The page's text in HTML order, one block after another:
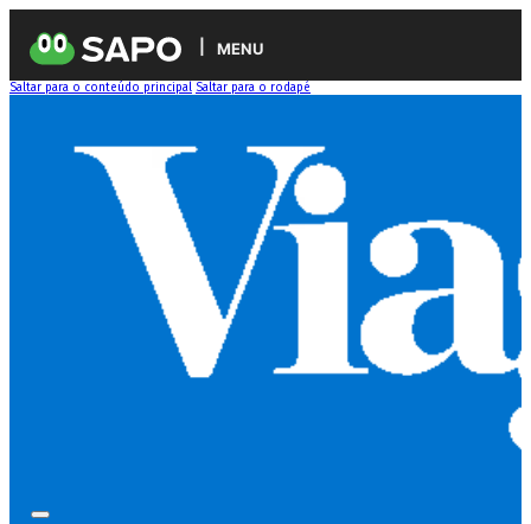
MENU
Saltar para o conteúdo principal Saltar para o rodapé